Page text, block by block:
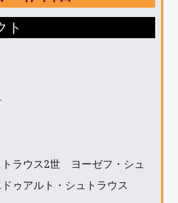
ト
トラウス2世 ヨーゼフ・シュ
ゥアルト・シュトラウス